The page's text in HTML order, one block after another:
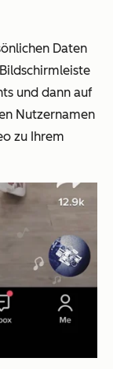
Daten
und dann auf
Nutzernamen
zu Ihrem